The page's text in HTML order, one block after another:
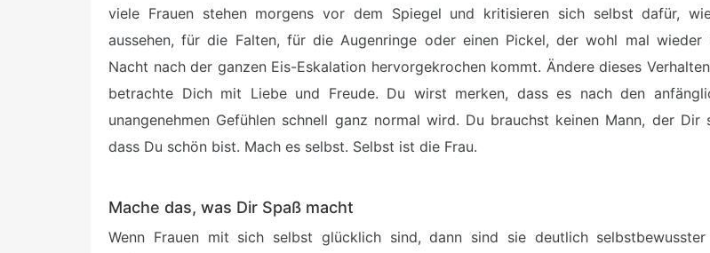
viele Frauen stehen morgens vor dem Spiegel und kritisieren sich selbst dafür,
aussehen, für die Falten, für die Augenringe oder einen Pickel, der wohl mal wieder
Nacht nach der ganzen Eis-Eskalation hervorgekrochen kommt. Ändere dieses
betrachte Dich mit Liebe und Freude. Du wirst merken, dass es nach den
unangenehmen Gefühlen schnell ganz normal wird. Du brauchst keinen Mann, der Dir
dass Du schön bist. Mach es selbst. Selbst ist die Frau.
Mache das, was Dir Spaß macht
Wenn Frauen mit sich selbst glücklich sind, dann sind sie deutlich selbstbewusster